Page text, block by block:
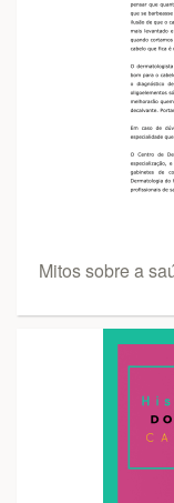
Mitos sobre a